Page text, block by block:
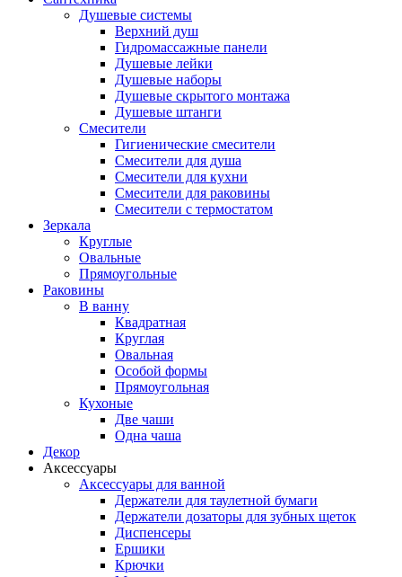
Душевые системы
Верхний душ
Гидромассажные панели
Душевые лейки
Душевые наборы
Душевые скрытого монтажа
Душевые штанги
Смесители
Гигиенические смесители
Смесители для душа
Смесители для кухни
Смесители для раковины
Смесители с термостатом
Зеркала
Круглые
Овальные
Прямоугольные
Раковины
В ванну
Квадратная
Круглая
Овальная
Особой формы
Прямоугольная
Кухоные
Две чаши
Одна чаша
Декор
Аксессуары
Аксессуары для ванной
Держатели для таулетной бумаги
Держатели дозаторы для зубных щеток
Диспенсеры
Ершики
Крючки